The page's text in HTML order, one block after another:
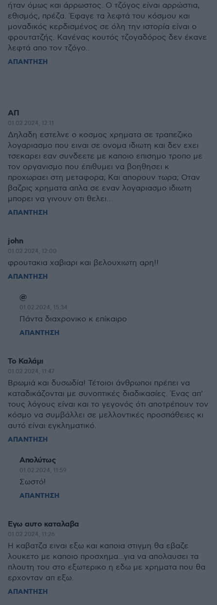
ήταν όμως και άρρωστος. Ο τζόγος είναι αρρώστια,
εθισμός, πρέζα. Έφαγε τα λεφτά του κόσμου και
μοναδικός κερδισμένος σε όλη την ιστορία είναι ο
φρουτατζής. Κανένας κουτός τζογαδόρος δεν έκανε
λεφτά απο τον τζόγο..
ΑΠΑΝΤΗΣΗ
ΑΠ
01.02.2024, 12:11
Δηλαδη εστελνε ο κοσμος χρηματα σε τραπεζικο
λογαριασμο που ειναι σε ονομα ιδιωτη και δεν εχει
τσεκαρει εαν συνδεετε με καποιο επισημο τροπο με
τον οργανισμο που έπιθυμει να βοηθησει κ
προχωραει στη μεταφορα; Και απορουν τωρα; Οταν
βαζρις χρηματα απλα σε εναν λογαριασμο ιδιωτη
μπορει να γινουν οτι θελει…
ΑΠΑΝΤΗΣΗ
john
01.02.2024, 12:00
φρουτακια χαβιαρι και βελουχιωτη αρη!!
ΑΠΑΝΤΗΣΗ
@
01.02.2024, 15:34
Πάντα διαχρονικο κ επίκαιρο
ΑΠΑΝΤΗΣΗ
Το Καλάμι
01.02.2024, 11:47
Βρωμιά και δυσωδία! Τέτοιοι άνθρωποι πρέπει να
καταδικάζονται με συνοπτικές διαδικασίες. Ένας απ'
τους λόγους είναι και το γεγονός ότι αποτρέπουν τον
κόσμο να συμβάλλει σε μελλοντικές προσπάθειες κι
αυτό είναι εγκληματικό.
ΑΠΑΝΤΗΣΗ
Απολύτως
01.02.2024, 11:59
Σωστό!
ΑΠΑΝΤΗΣΗ
Εγω αυτο καταλαβα
01.02.2024, 11:26
Η καβατζα ειναι εξω και καποια στιγμη θα εβαζε
λουκετο με καποιο προσχημα...για να απολαυσει τα
πλουτη του στο εξωτερικο η εδω με χρηματα που θα
ερχονταν απ εξω.
ΑΠΑΝΤΗΣΗ